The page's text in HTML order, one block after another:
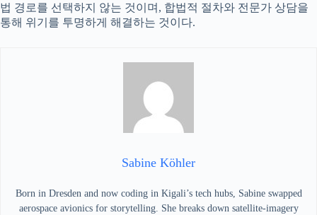
법 경로를 선택하지 않는 것이며, 합법적 절차와 전문가 상담을
통해 위기를 투명하게 해결하는 것이다.
Sabine Köhler
Born in Dresden and now coding in Kigali’s tech hubs, Sabine swapped
aerospace avionics for storytelling. She breaks down satellite-imagery